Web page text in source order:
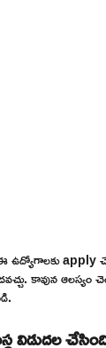
ఉద్యోగాలకు
కావున ఆలస్యం
విడుదల